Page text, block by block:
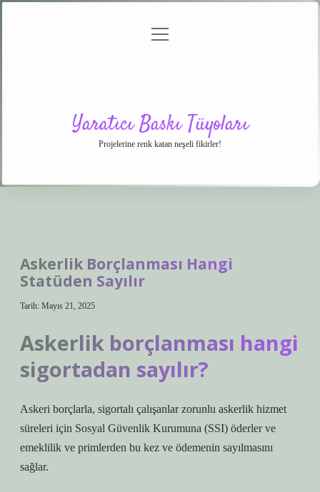
menüyü
Yaratıcı Baskı Tüyoları
Projelerine renk katan neşeli fikirler!
Askerlik Borçlanması Hangi
Statüden Sayılır
Tarih: Mayıs 21, 2025
Askerlik borçlanması hangi
sigortadan sayılır?
Askeri borçlarla, sigortalı çalışanlar zorunlu askerlik hizmet
süreleri için Sosyal Güvenlik Kurumuna (SSI) öderler ve
emeklilik ve primlerden bu kez ve ödemenin sayılmasını
sağlar.